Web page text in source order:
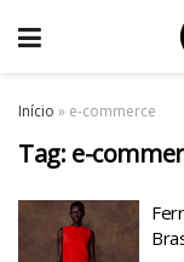
Início » e-commerce
Tag: e-